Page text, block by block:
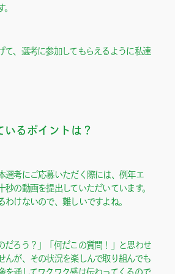
て、選考に参加してもらえるように私達
いるポイントは？
選考にご応募いただく際には、例年エ
秒の動画を提出していただいています。
わけないので、難しいですよね。
だろう？」「何だこの質問！」と思わせ
んが、その状況を楽しんで取り組んでも
を通してワクワク感は伝わってくるので